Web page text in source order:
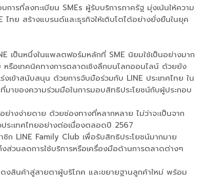
ารที่ลงทะเบียน SMEs ผู้รับบริการภาครัฐ มุ่งเน้นให้ความ
ทย สร้างแบรนด์และธุรกิจให้เติบโตได้อย่างยั่งยืนในยุค
เป็นหนึ่งในแพลตฟอร์มหลักที่ SME นิยมใช้เป็นอย่างมาก
รือเทคนิคทางการตลาดเชิงลึกบนโลกออนไลน์ ด้วยยัง
เข้าสนับสนุน ด้วยการจับมือร่วมกับ LINE ประเทศไทย ใน
มาของความร่วมมือในการมอบสิทธิประโยชน์กับผู้ประกอบ
างง่ายดาย ด้วยช่องทางที่หลากหลาย ไม่ว่าจะเป็นจาก
ระเทศไทยอย่างต่อเนื่องตลอดปี 2567
ก LINE Family Club เพื่อรับสิทธิประโยชน์มากมาย
ส่วนลดการใช้บริการหรือเครื่องมือด้านการตลาดต่างๆ
สินค้าสู่สายตาผู้บริโภค และขยายฐานลูกค้าใหม่ พร้อม